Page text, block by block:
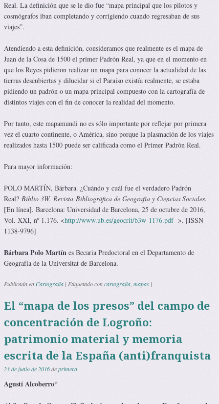
Real. La definición que se le dio fue “mapa principal que los pilotos y
cosmógrafos iban completando y corrigiendo cuando regresaban de sus
viajes”.
Atendiendo a esta definición, consideramos que realmente es el mapa de
Juan de la Cosa de 1500 el primer Padrón Real, ya que en el momento en
que los Reyes pidieron realizar un mapa para conocer la actualidad de las
tierras descubiertas y dilucidar si el Paraíso existía realmente, se estaba
pidiendo un padrón o un mapa principal compuesto con la cartografía de
distintos viajes con el fin de conocer la realidad del momento.
Por tanto, este mapamundi no es sólo importante por reflejar por primera
vez el cuarto continente, o América, sino porque la plasmación de los viajes
realizados hasta 1500 puede ser calificada como el Primer Padrón Real.
Para mayor información:
POLO MARTÍN, Bárbara. ¿Cuándo y cuál fue el verdadero Padrón
Real? Biblio 3W. Revista Bibliográfica de Geografía y Ciencias Sociales.
[En línea]. Barcelona: Universidad de Barcelona, 25 de octubre de 2016,
Vol. XXI, nº 1.176. <http://www.ub.es/geocrit/b3w-1176.pdf >. [ISSN
1138-9796]
Bárbara Polo Martín es Becaria Predoctoral en el Departamento de
Geografía de la Universitat de Barcelona.
Publicada enCartografía | Etiquetado concartografía, mapas |
El “mapa de los presos” del campo de
concentración de Logroño:
patrimonio material y memoria
escrita de la España (anti)franquista
23 de junio de 2016deprimera
Agustí Alcoberro*